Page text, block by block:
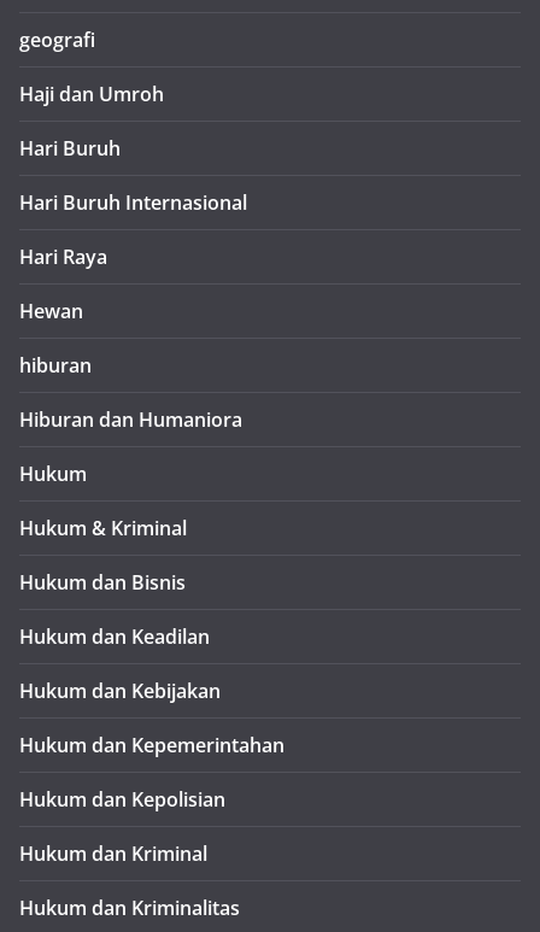
geografi
Haji dan Umroh
Hari Buruh
Hari Buruh Internasional
Hari Raya
Hewan
hiburan
Hiburan dan Humaniora
Hukum
Hukum & Kriminal
Hukum dan Bisnis
Hukum dan Keadilan
Hukum dan Kebijakan
Hukum dan Kepemerintahan
Hukum dan Kepolisian
Hukum dan Kriminal
Hukum dan Kriminalitas